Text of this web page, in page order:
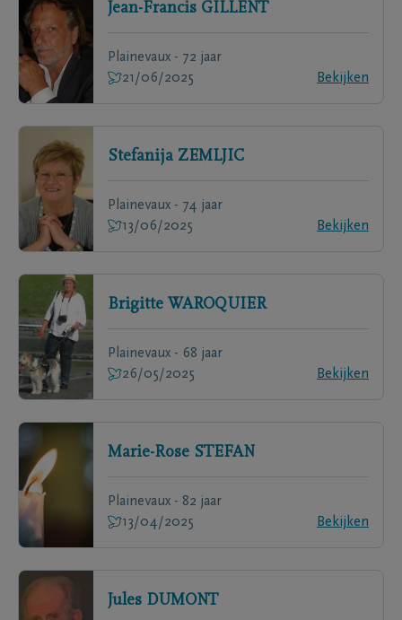
Jean-Francis GILLENT
Plainevaux - 72 jaar
21/06/2025
Bekijken
Stefanija ZEMLJIC
Plainevaux - 74 jaar
13/06/2025
Bekijken
Brigitte WAROQUIER
Plainevaux - 68 jaar
26/05/2025
Bekijken
Marie-Rose STEFAN
Plainevaux - 82 jaar
13/04/2025
Bekijken
Jules DUMONT